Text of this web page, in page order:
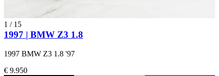
1 / 15
1997 | BMW Z3 1.8
1997 BMW Z3 1.8 '97
€ 9.950